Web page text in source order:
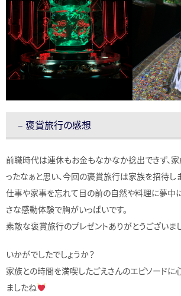
– 褒賞旅行の感想
前職時代は連休もお金もなかなか捻出できず、
ったなぁと思い、今回の褒賞旅行は家族を招待しま
仕事や家事を忘れて目の前の自然や料理に夢中
さな感動体験で胸がいっぱいです。
素敵な褒賞旅行のプレゼントありがとうございまし
いかがでしたでしょうか？
家族との時間を満喫したごえさんのエピソードに
ましたね